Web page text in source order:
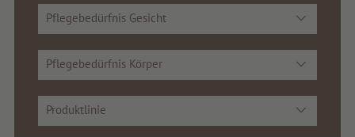
Beste Qualität
Tipps & News
Gutscheine
Service & Info
Pflegebedürfnis Gesicht
Pflegebedürfnis Körper
Produktlinie